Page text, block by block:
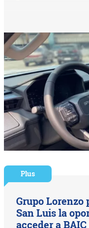
Plus
Grupo Lorenzo
San Luis la
acceder a